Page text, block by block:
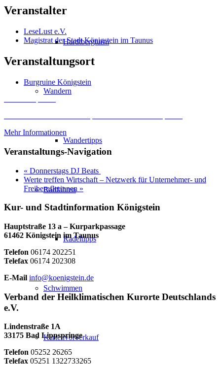
Hardtbergturm
Wandern
Wandertipps
Radfahren
Radeltipps
Schwimmen
Kartenvorverkauf
Veranstalter
LeseLust e.V.
Magistrat der Stadt Königstein im Taunus
Veranstaltungsort
Burgruine Königstein
Mehr Informationen
Veranstaltungs-Navigation
« Donnerstags DJ Beats
Werte treffen Wirtschaft – Netzwerk für Unternehmer- und
Freiberuflerinnen »
Kur- und Stadtinformation Königstein
Hauptstraße 13 a – Kurparkpassage
61462 Königstein im Taunus
Telefon 06174 202251
Telefax 06174 202308
E-Mail info@koenigstein.de
Verband der Heilklimatischen Kurorte Deutschlands
e.V.
Lindenstraße 1A
33175 Bad Lippspringe
Telefon 05252 26265
Telefax 05251 1322733265